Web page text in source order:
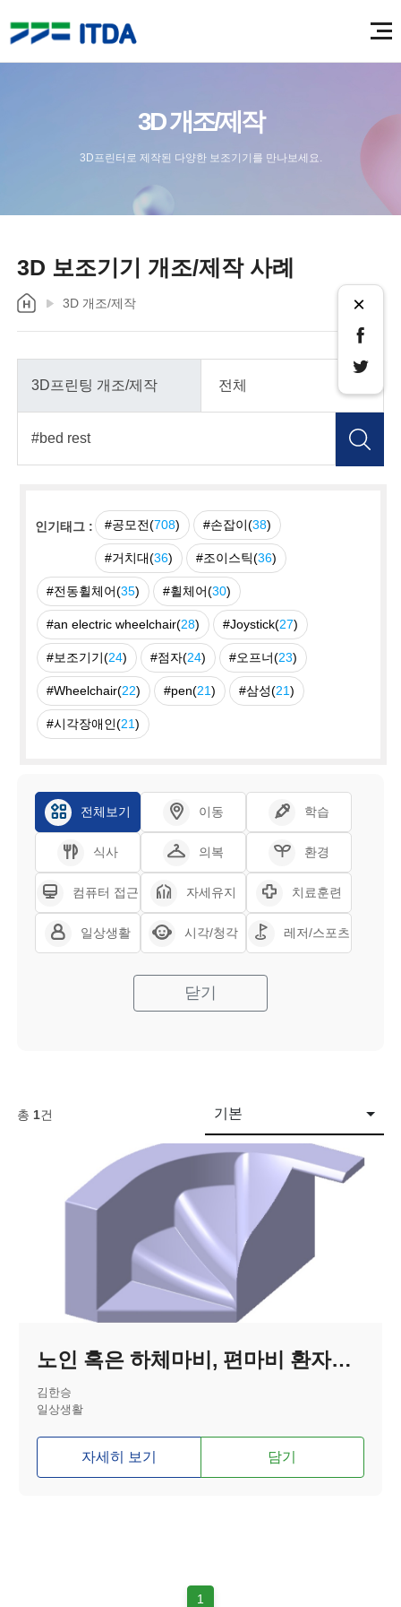
3D 개조/제작
3D프린터로 제작된 다양한 보조기기를 만나보세요.
3D 보조기기 개조/제작 사례
3D 개조/제작 ×
인기태그 : #공모전(708) #손잡이(38)
#거치대(36) #조이스틱(36)
#전동휠체어(35) #휠체어(30)
#an electric wheelchair(28) #Joystick(27)
#보조기기(24) #점자(24) #오프너(23)
#Wheelchair(22) #pen(21) #삼성(21)
#시각장애인(21)
전체보기 이동 학습
식사 의복 환경
컴퓨터 접근 자세유지 치료훈련
일상생활 시각/청각 레저/스포츠
닫기
총 1건 기본
노인 혹은 하체마비, 편마비 환자분들을 위한 침대 다리 받침이
김한승
일상생활
자세히 보기 담기
1